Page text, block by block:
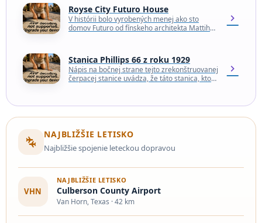
Royse City Futuro House
V histórii bolo vyrobených menej ako sto
domov Futuro od fínskeho architekta Mattiho
chevron_right
Stanica Phillips 66 z roku 1929
Nápis na bočnej strane tejto zrekonštruovanej
čerpacej stanice uvádza, že táto stanica, ktorá
chevron_right
connecting_airports
NAJBLIŽŠIE LETISKO
Najbližšie spojenie leteckou dopravou
VHN
NAJBLIŽŠIE LETISKO
Culberson County Airport
Van Horn, Texas · 42 km